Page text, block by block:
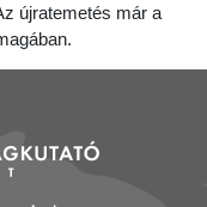
újratemetés már a